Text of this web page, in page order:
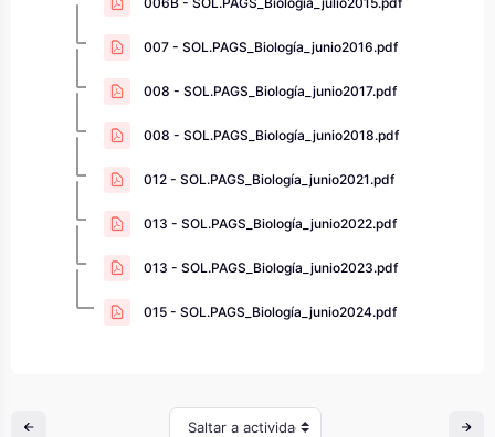
007 - SOL.PAGS_Biología_junio2016.pdf
008 - SOL.PAGS_Biología_junio2017.pdf
008 - SOL.PAGS_Biología_junio2018.pdf
012 - SOL.PAGS_Biología_junio2021.pdf
013 - SOL.PAGS_Biología_junio2022.pdf
013 - SOL.PAGS_Biología_junio2023.pdf
015 - SOL.PAGS_Biología_junio2024.pdf
Saltar a actividad